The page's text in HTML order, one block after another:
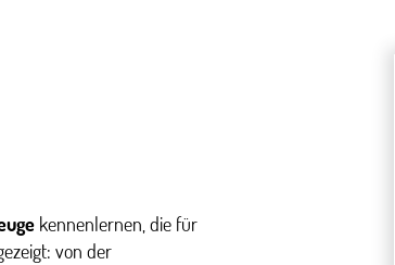
kennenlernen, die für
von der